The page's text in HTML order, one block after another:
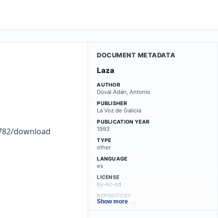
download
DOCUMENT METADATA
Laza
AUTHOR
Doval Adán, Antonio
PUBLISHER
La Voz de Galicia
PUBLICATION YEAR
1993
TYPE
other
LANGUAGE
es
LICENSE
by-nc-nd
REPOSITORY
minerva.usc.es
Show more